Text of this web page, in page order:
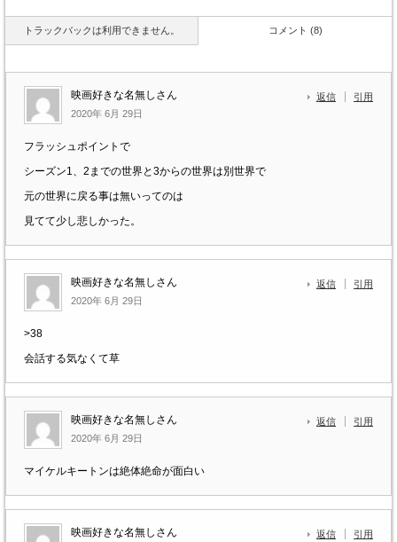
トラックバックは利用できません。 コメント (8)
映画好きな名無しさん
2020年 6月 29日
返信 引用
フラッシュポイントで
シーズン1、2までの世界と3からの世界は別世界で
元の世界に戻る事は無いってのは
見てて少し悲しかった。
映画好きな名無しさん
2020年 6月 29日
返信 引用
>38
会話する気なくて草
映画好きな名無しさん
2020年 6月 29日
返信 引用
マイケルキートンは絶体絶命が面白い
映画好きな名無しさん 返信 引用